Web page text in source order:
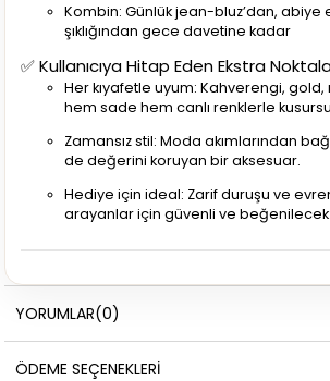
Kombin: Günlük jean-bluz’dan, abiye
şıklığından gece davetine kadar
✅ Kullanıcıya Hitap Eden Ekstra
Her kıyafetle uyum: Kahverengi,
hem sade hem canlı renklerle
Zamansız stil: Moda akımlarından
de değerini koruyan bir aksesuar.
Hediye için ideal: Zarif duruşu ve
arayanlar için güvenli ve
YORUMLAR(0)
ÖDEME SEÇENEKLERI